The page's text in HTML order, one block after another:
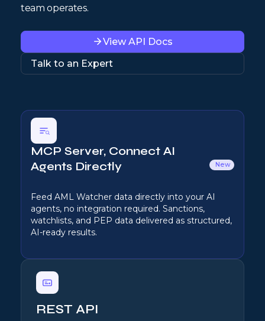
team operates.
View API Docs
Talk to an Expert
MCP Server, Connect AI
Agents Directly
New
Feed AML Watcher data directly into your AI
agents, no integration required. Sanctions,
watchlists, and PEP data delivered as structured,
AI-ready results.
REST API